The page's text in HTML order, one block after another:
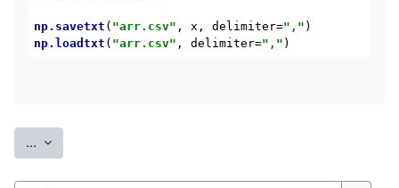
np.savetxt ( "arr.csv" , x, delimiter=","
np.loadtxt ( "arr.csv" , delimiter="," )
... Экспорт записей